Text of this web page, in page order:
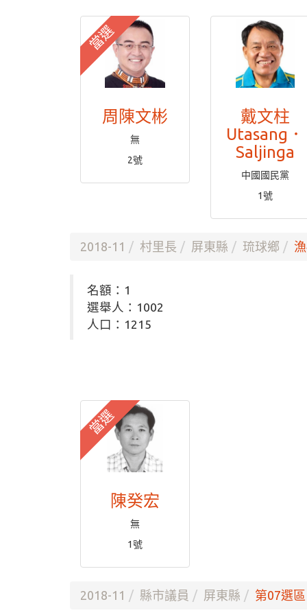
當選
周陳文彬
無
2號
戴文柱
Utasang．
Saljinga
中國國民黨
1號
2018-11 村里長 屏東縣 琉球鄉
名額：1
選舉人：1002
人口：1215
當選
陳癸宏
無
1號
2018-11 縣市議員 屏東縣 第07選